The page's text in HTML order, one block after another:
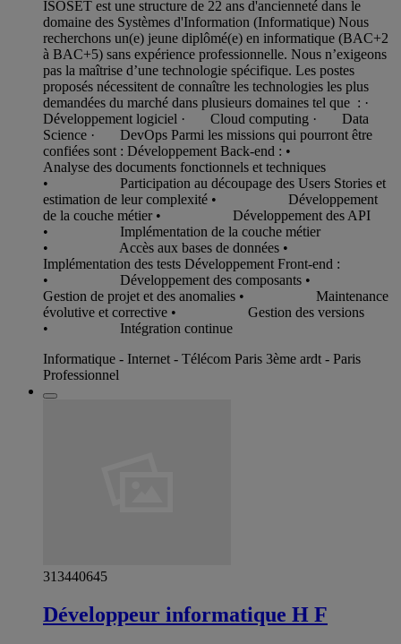
ISOSET est une structure de 22 ans d'ancienneté dans le
domaine des Systèmes d'Information (Informatique) Nous
recherchons un(e) jeune diplômé(e) en informatique (BAC+2
à BAC+5) sans expérience professionnelle. Nous n’exigeons
pas la maîtrise d’une technologie spécifique. Les postes
proposés nécessitent de connaître les technologies les plus
demandées du marché dans plusieurs domaines tel que : ·
Développement logiciel · Cloud computing · Data
Science · DevOps Parmi les missions qui pourront être
confiées sont : Développement Back-end : •
Analyse des documents fonctionnels et techniques
• Participation au découpage des Users Stories et
estimation de leur complexité • Développement
de la couche métier • Développement des API
• Implémentation de la couche métier
• Accès aux bases de données •
Implémentation des tests Développement Front-end :
• Développement des composants •
Gestion de projet et des anomalies • Maintenance
évolutive et corrective • Gestion des versions
• Intégration continue
Informatique - Internet - Télécom Paris 3ème ardt - Paris
Professionnel
313440645
Développeur informatique H F